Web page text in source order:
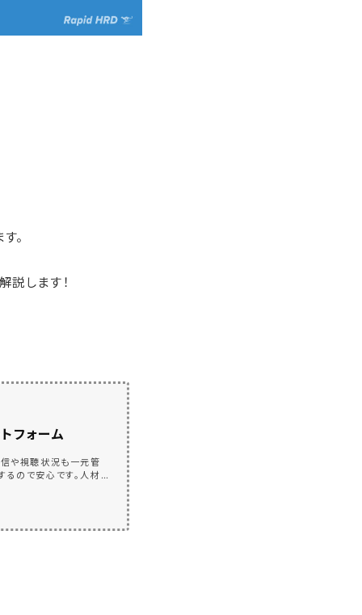
。
説します！
フォーム
や視聴状況も一元管
るので安心です。人材